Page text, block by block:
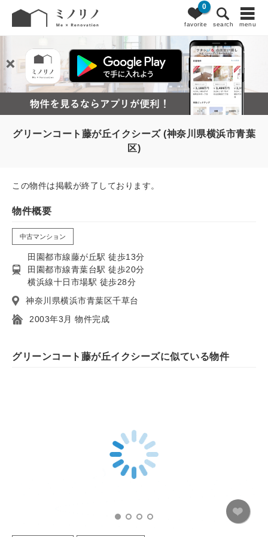
favorite
0
search menu
グリーンコート藤が丘イクシーズ (神奈川県横浜市青葉
区)
この物件は掲載が終了しております。
物件概要
中古マンション
田園都市線藤が丘駅 徒歩13分
田園都市線青葉台駅 徒歩20分
横浜線十日市場駅 徒歩28分
神奈川県横浜市青葉区千草台
2003年3月 物件完成
グリーンコート藤が丘イクシーズに似ている物件